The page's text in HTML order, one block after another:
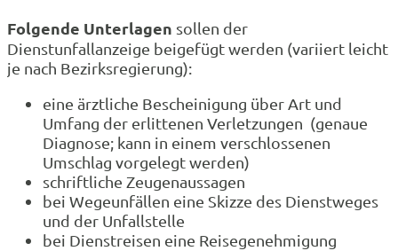
Folgende Unterlagen sollen der
Dienstunfallanzeige beigefügt werden (variiert leicht
je nach Bezirksregierung):
eine ärztliche Bescheinigung über Art und
Umfang der erlittenen Verletzungen (genaue
Diagnose; kann in einem verschlossenen
Umschlag vorgelegt werden)
schriftliche Zeugenaussagen
bei Wegeunfällen eine Skizze des Dienstweges
und der Unfallstelle
bei Dienstreisen eine Reisegenehmigung